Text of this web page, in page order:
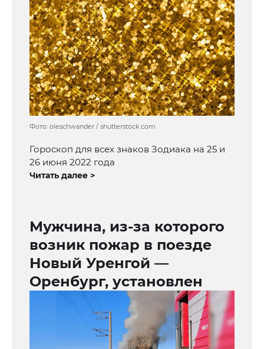
Фото: oleschwander / shutterstock.com
Гороскоп для всех знаков Зодиака на 25 и
26 июня 2022 года
Читать далее >
Мужчина, из-за которого
возник пожар в поезде
Новый Уренгой —
Оренбург, установлен